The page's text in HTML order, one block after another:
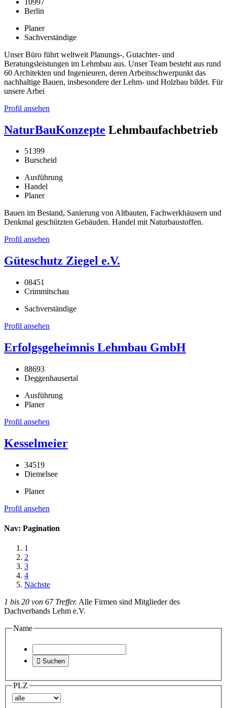
Berlin
Planer
Sachverständige
Unser Büro führt weltweit Planungs-, Gutachter- und
Beratungsleistungen im Lehmbau aus. Unser Team besteht aus rund
60 Architekten und Ingenieuren, deren Arbeitsschwerpunkt das
nachhaltige Bauen, insbesondere der Lehm- und Holzbau bildet. Für
unsere Arbei
Profil ansehen
NaturBauKonzepte Lehmbaufachbetrieb
51399
Burscheid
Ausführung
Handel
Planer
Bauen im Bestand, Sanierung von Altbauten, Fachwerkhäusern und
Denkmal geschützten Gebäuden. Handel mit Naturbaustoffen.
Profil ansehen
Güteschutz Ziegel e.V.
08451
Crimmitschau
Sachverständige
Profil ansehen
Erfolgsgeheimnis Lehmbau GmbH
88693
Deggenhausertal
Ausführung
Planer
Profil ansehen
Kesselmeier
34519
Diemelsee
Planer
Profil ansehen
Nav: Pagination
1
2
3
4
Nächste
1 bis 20 von 67 Treffer. Alle Firmen sind Mitglieder des
Dachverbands Lehm e.V.
Name
 Suchen
PLZ